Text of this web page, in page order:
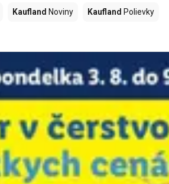
Kaufland Noviny Kaufland Polievky